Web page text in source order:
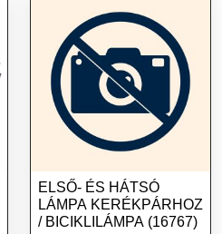
ELSŐ- ÉS HÁTSÓ
LÁMPA KERÉKPÁRHOZ
/ BICIKLILÁMPA (16767)